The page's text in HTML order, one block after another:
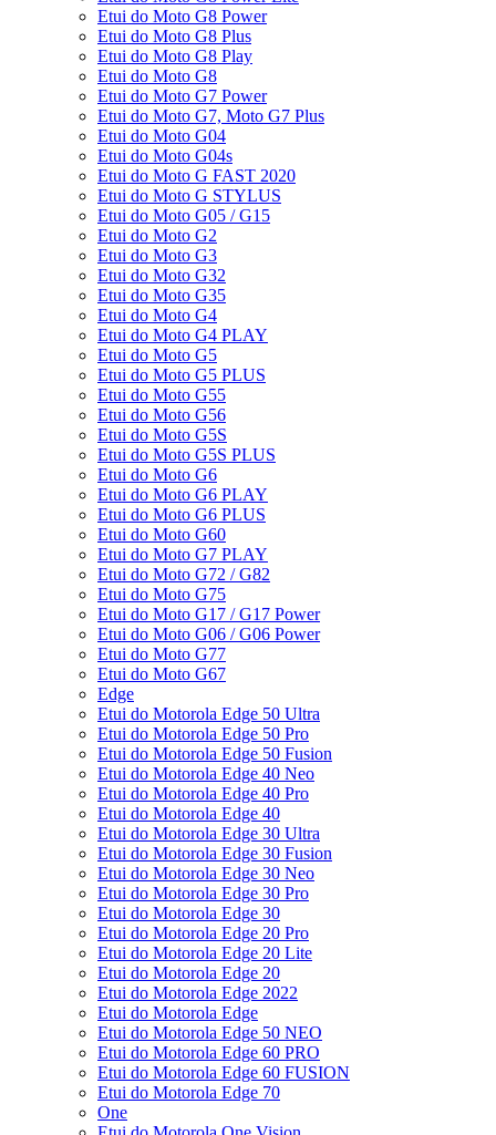
Etui do Moto G8 Power
Etui do Moto G8 Plus
Etui do Moto G8 Play
Etui do Moto G8
Etui do Moto G7 Power
Etui do Moto G7, Moto G7 Plus
Etui do Moto G04
Etui do Moto G04s
Etui do Moto G FAST 2020
Etui do Moto G STYLUS
Etui do Moto G05 / G15
Etui do Moto G2
Etui do Moto G3
Etui do Moto G32
Etui do Moto G35
Etui do Moto G4
Etui do Moto G4 PLAY
Etui do Moto G5
Etui do Moto G5 PLUS
Etui do Moto G55
Etui do Moto G56
Etui do Moto G5S
Etui do Moto G5S PLUS
Etui do Moto G6
Etui do Moto G6 PLAY
Etui do Moto G6 PLUS
Etui do Moto G60
Etui do Moto G7 PLAY
Etui do Moto G72 / G82
Etui do Moto G75
Etui do Moto G17 / G17 Power
Etui do Moto G06 / G06 Power
Etui do Moto G77
Etui do Moto G67
Edge
Etui do Motorola Edge 50 Ultra
Etui do Motorola Edge 50 Pro
Etui do Motorola Edge 50 Fusion
Etui do Motorola Edge 40 Neo
Etui do Motorola Edge 40 Pro
Etui do Motorola Edge 40
Etui do Motorola Edge 30 Ultra
Etui do Motorola Edge 30 Fusion
Etui do Motorola Edge 30 Neo
Etui do Motorola Edge 30 Pro
Etui do Motorola Edge 30
Etui do Motorola Edge 20 Pro
Etui do Motorola Edge 20 Lite
Etui do Motorola Edge 20
Etui do Motorola Edge 2022
Etui do Motorola Edge
Etui do Motorola Edge 50 NEO
Etui do Motorola Edge 60 PRO
Etui do Motorola Edge 60 FUSION
Etui do Motorola Edge 70
One